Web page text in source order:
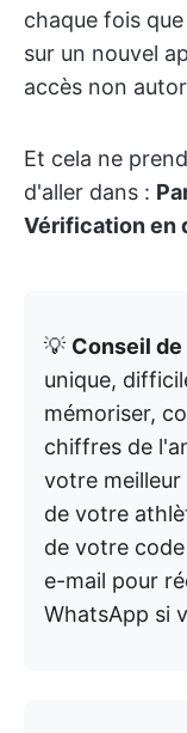
chaque fois
sur un nouvel
accès non
Et cela ne
d'aller dans :
Vérification en
💡 Conseil de
unique,
mémoriser,
chiffres de
votre meilleur
de votre
de votre
e-mail pour
WhatsApp si